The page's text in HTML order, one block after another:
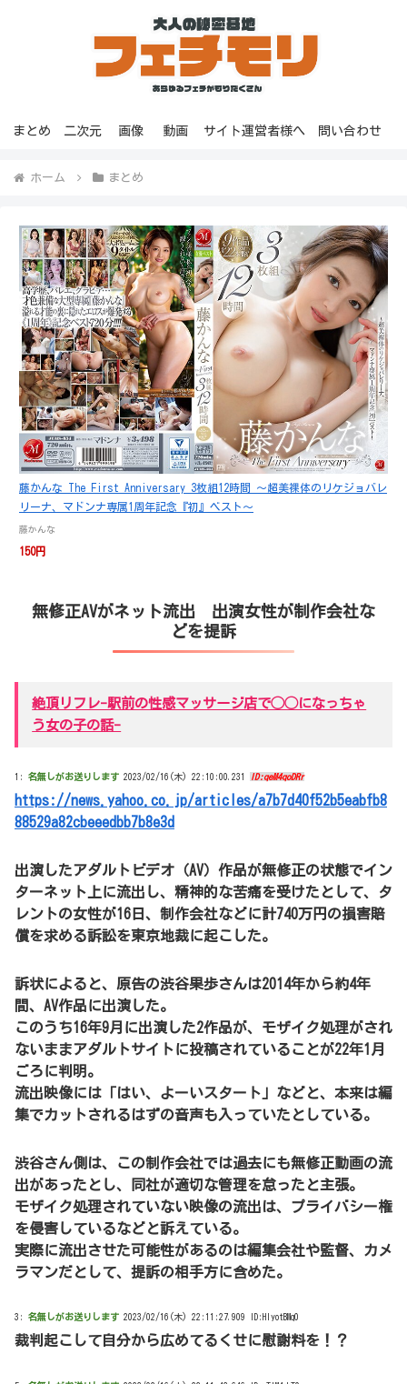
まとめ 二次元 画像 動画 サイト運営者様へ 問い合わせ
ホーム まとめ
藤かんな The First Anniversary 3枚組12時間 ～超美裸体のリケジョバレ
リーナ、マドンナ専属1周年記念『初』ベスト～
藤かんな
150円
無修正AVがネット流出 出演女性が制作会社な
どを提訴
絶頂リフレ-駅前の性感マッサージ店で◯◯になっちゃ
う女の子の話-
1: 名無しがお送りします 2023/02/16(木) 22:10:00.231 ID:qeM4qoDRr
https://news.yahoo.co.jp/articles/a7b7d40f52b5eabfb8
88529a82cbeeedbb7b8e3d
出演したアダルトビデオ（AV）作品が無修正の状態でイン
ターネット上に流出し、精神的な苦痛を受けたとして、タ
レントの女性が16日、制作会社などに計740万円の損害賠
償を求める訴訟を東京地裁に起こした。
訴状によると、原告の渋谷果歩さんは2014年から約4年
間、AV作品に出演した。
このうち16年9月に出演した2作品が、モザイク処理がされ
ないままアダルトサイトに投稿されていることが22年1月
ごろに判明。
流出映像には「はい、よーいスタート」などと、本来は編
集でカットされるはずの音声も入っていたとしている。
渋谷さん側は、この制作会社では過去にも無修正動画の流
出があったとし、同社が適切な管理を怠ったと主張。
モザイク処理されていない映像の流出は、プライバシー権
を侵害しているなどと訴えている。
実際に流出させた可能性があるのは編集会社や監督、カメ
ラマンだとして、提訴の相手方に含めた。
3: 名無しがお送りします 2023/02/16(木) 22:11:27.909 ID:HlyotBMq0
裁判起こして自分から広めてるくせに慰謝料を！？